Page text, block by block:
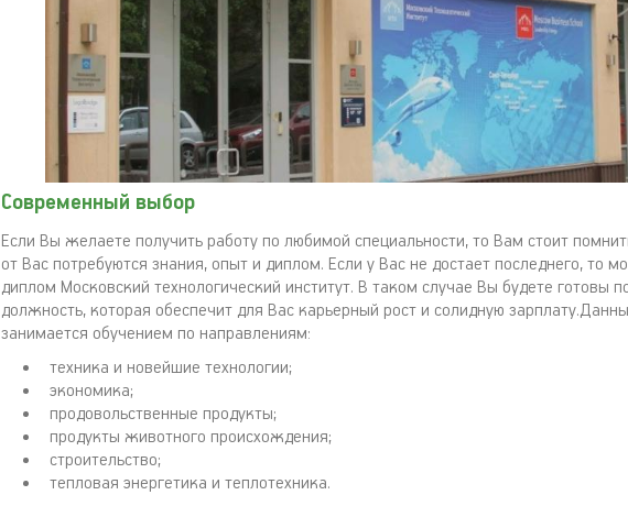
Современный выбор
Если Вы желаете получить работу по любимой специальности, то Вам стоит
от Вас потребуются знания, опыт и диплом. Если у Вас не достает последнего, то
диплом Московский технологический институт. В таком случае Вы будете готовы
должность, которая обеспечит для Вас карьерный рост и солидную
занимается обучением по направлениям:
техника и новейшие технологии;
экономика;
продовольственные продукты;
продукты животного происхождения;
строительство;
тепловая энергетика и теплотехника.